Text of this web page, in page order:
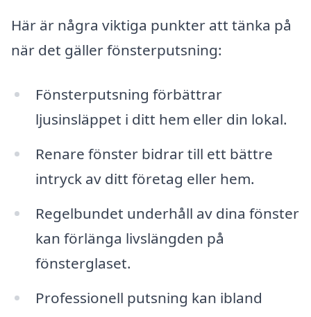
Här är några viktiga punkter att tänka på
när det gäller fönsterputsning:
Fönsterputsning förbättrar
ljusinsläppet i ditt hem eller din lokal.
Renare fönster bidrar till ett bättre
intryck av ditt företag eller hem.
Regelbundet underhåll av dina fönster
kan förlänga livslängden på
fönsterglaset.
Professionell putsning kan ibland